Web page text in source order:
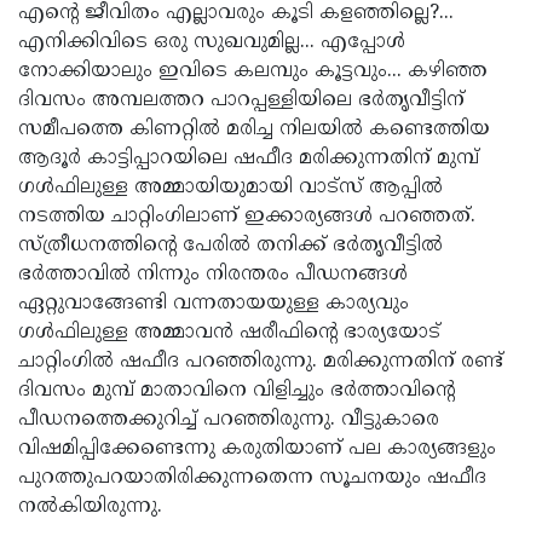
Election
Maha
Shivarathri
International
Women's
Day
Anti-
Drug
Campaign
Attukal
Pongala
2025
Holi
2025
IPL
2025
Eid
Al-
Fitr
2025
Waqf
Bill
Controversy
Vishu
Festival
2025
Good
Friday
Observance
Easter
Sunday
By-
എന്റെ ജീവിതം എല്ലാവരും കൂടി കളഞ്ഞില്ലെ?...
എനിക്കിവിടെ ഒരു സുഖവുമില്ല... എപ്പോള്‍
നോക്കിയാലും ഇവിടെ കലമ്പും കൂട്ടവും... കഴിഞ്ഞ
ദിവസം അമ്പലത്തറ പാറപ്പള്ളിയിലെ ഭര്‍തൃവീട്ടിന്
സമീപത്തെ കിണറ്റില്‍ മരിച്ച നിലയില്‍ കണ്ടെത്തിയ
ആദൂര്‍ കാട്ടിപ്പാറയിലെ ഷഫീദ മരിക്കുന്നതിന് മുമ്പ്
ഗള്‍ഫിലുള്ള അമ്മായിയുമായി വാട്‌സ് ആപ്പില്‍
നടത്തിയ ചാറ്റിംഗിലാണ് ഇക്കാര്യങ്ങള്‍ പറഞ്ഞത്.
സ്ത്രീധനത്തിന്റെ പേരില്‍ തനിക്ക് ഭര്‍തൃവീട്ടില്‍
ഭര്‍ത്താവില്‍ നിന്നും നിരന്തരം പീഡനങ്ങള്‍
ഏറ്റുവാങ്ങേണ്ടി വന്നതായയുള്ള കാര്യവും
ഗള്‍ഫിലുള്ള അമ്മാവന്‍ ഷരീഫിന്റെ ഭാര്യയോട്
ചാറ്റിംഗില്‍ ഷഫീദ പറഞ്ഞിരുന്നു. മരിക്കുന്നതിന് രണ്ട്
ദിവസം മുമ്പ് മാതാവിനെ വിളിച്ചും ഭര്‍ത്താവിന്റെ
പീഡനത്തെക്കുറിച്ച് പറഞ്ഞിരുന്നു. വീട്ടുകാരെ
വിഷമിപ്പിക്കേണ്ടെന്നു കരുതിയാണ് പല കാര്യങ്ങളും
പുറത്തുപറയാതിരിക്കുന്നതെന്ന സൂചനയും ഷഫീദ
നല്‍കിയിരുന്നു.